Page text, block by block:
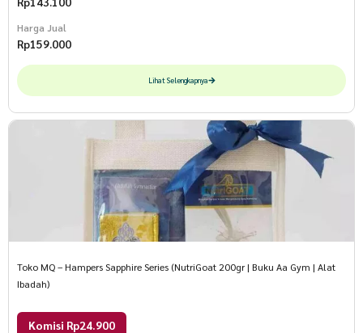
Harga Jual
Rp159.000
Lihat Selengkapnya
Toko MQ – Hampers Sapphire Series (NutriGoat 200gr | Buku Aa Gym | Alat
Ibadah)
Komisi Rp24.900